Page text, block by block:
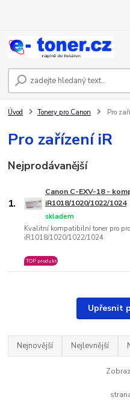
Úvod Tonery pro Canon Pro
Pro zařízení iR
Nejprodávanější
1.
Canon C-EXV-18 -
iR1018/1020/1022/1024
Kvalitní kompatibilní toner pro
iR1018/1020/1022/1024
skladem
TOP produkt
Upřesnit
Nejnovější Nejlevnější